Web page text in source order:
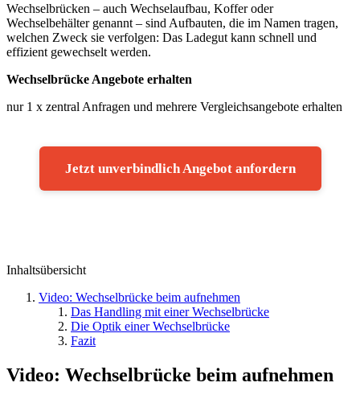
Wechselbrücken – auch Wechselaufbau, Koffer oder
Wechselbehälter genannt – sind Aufbauten, die im Namen tragen,
welchen Zweck sie verfolgen: Das Ladegut kann schnell und
effizient gewechselt werden.
Wechselbrücke Angebote erhalten
nur 1 x zentral Anfragen und mehrere Vergleichsangebote erhalten
Jetzt unverbindlich Angebot anfordern
Inhaltsübersicht
Video: Wechselbrücke beim aufnehmen
Das Handling mit einer Wechselbrücke
Die Optik einer Wechselbrücke
Fazit
Video: Wechselbrücke beim aufnehmen